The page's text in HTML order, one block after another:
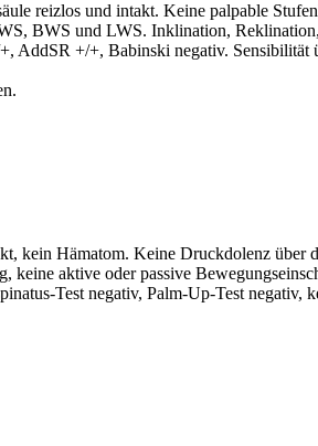
reizlos und intakt. Keine palpable
BWS und LWS. Inklination,
AddSR +/+, Babinski negativ.
kein Hämatom. Keine Druckdolenz
aktive oder passive
Test negativ, Palm-Up-Test